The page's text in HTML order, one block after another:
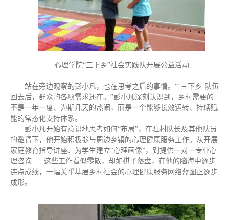
心理学院“三下乡”社会实践队开展公益活动
站在旁边观察的彭小凡，也在思考之后的事情。“‘三下乡’队伍
回去后，群众的各项需求还在。”彭小凡深刻认识到，乡村需要的
不是一年一度、为期几天的热闹，而是一个能够长效运转、持续赋
能的常态化支持体系。
彭小凡开始有意识地思考如何“布局”，在驻村队长及其他队员
的邀请下，他开始积极参与周边乡镇的心理健康服务工作。从开展
家庭教育指导讲座、为学生建立“心理画像”，到提供一对一专业心
理咨询......这些工作看似零散，却如棋子落盘，在他的脑海中逐步
连点成线，一幅关乎基层乡村社会的心理健康服务网络蓝图正逐步
成形。